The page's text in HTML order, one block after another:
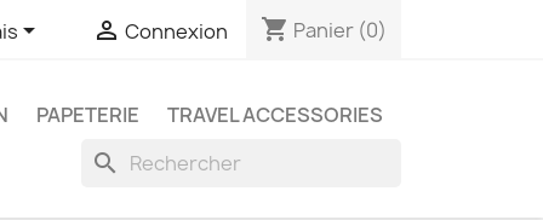
  Connexion shopping_cart Panier (0)
PAPETERIE TRAVEL ACCESSORIES
search